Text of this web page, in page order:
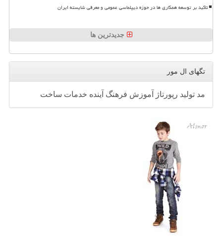
تاکید بر توسعه همکاری ها در حوزه دیپلماسی عمومی و معرفی شایسته ایران
جدیدترین ها
تگهای ال مور
مد تولید رپورتاژ آموزش فرهنگ آینده خدمات ساخت